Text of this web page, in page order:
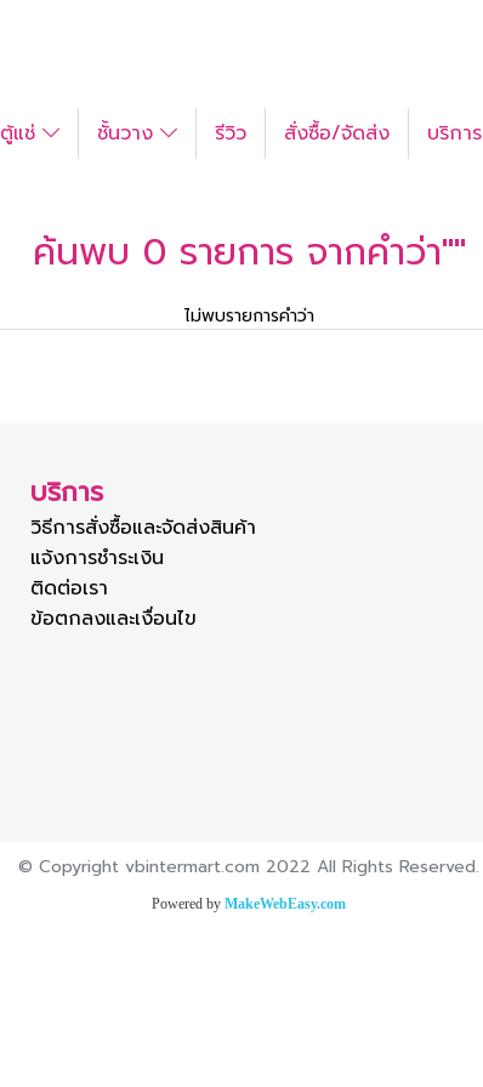
ตู้แช่ ชั้นวาง รีวิว สั่งซื้อ/จัดส่ง บริการ
ค้นพบ 0 รายการ จากคำว่า""
ไม่พบรายการคำว่า
บริการ
วิธีการสั่งซื้อและจัดส่งสินค้า
แจ้งการชำระเงิน
ติดต่อเรา
ข้อตกลงและเงื่อนไข
© Copyright vbintermart.com 2022 All Rights Reserved.
Powered by MakeWebEasy.com